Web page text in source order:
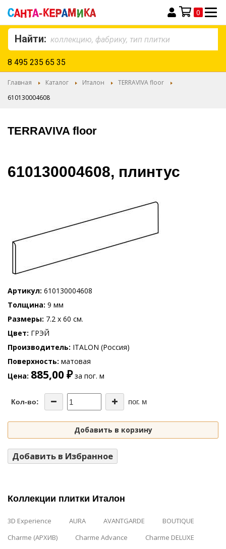
Моя корзина
0
Найти:
8 495 235 65 35
Главная Каталог Италон
TERRAVIVA floor
610130004608
TERRAVIVA floor
610130004608, плинтус
Артикул 610130004608
Толщина 9 мм
Размеры 7.2 x 60 см.
Цвет ГРЭЙ
Производитель ITALON (Россия)
Поверхность матовая
Цена 885,00 ₽за пог. м
Кол-во: пог. м
Добавить в корзину
Добавить в Избранное
Коллекции плитки Италон
3D Experience AURA AVANTGARDE
BOUTIQUE
Charme (АРХИВ)
Charme Advance
Charme DELUXE